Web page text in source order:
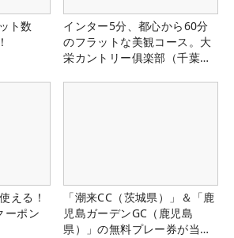
ト数
インター5分、都心から60分
のフラットな美観コース。大
栄カントリー俱楽部（千葉
える！
ーポン
「潮来CC（茨城県）」＆「鹿
児島ガーデンGC（鹿児島
県）」の無料プレー券が当た